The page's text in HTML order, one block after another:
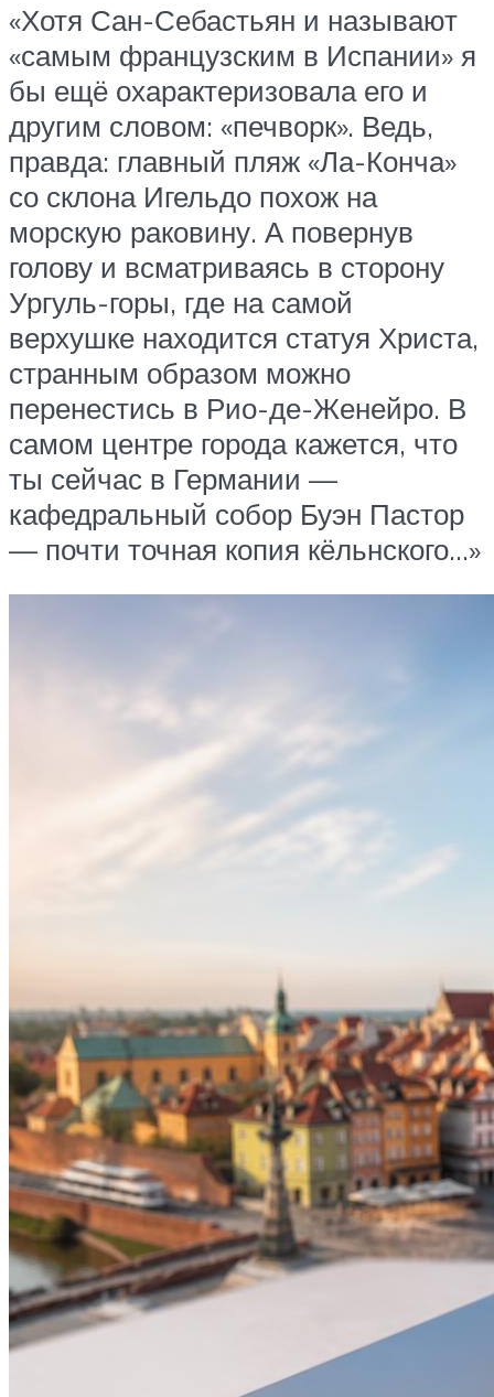
«Хотя Сан-Себастьян и называют
«самым французским в Испании» я
бы ещё охарактеризовала его и
другим словом: «печворк». Ведь,
правда: главный пляж «Ла-Конча»
со склона Игельдо похож на
морскую раковину. А повернув
голову и всматриваясь в сторону
Ургуль-горы, где на самой
верхушке находится статуя Христа,
странным образом можно
перенестись в Рио-де-Женейро. В
самом центре города кажется, что
ты сейчас в Германии —
кафедральный собор Буэн Пастор
— почти точная копия кёльнского…»